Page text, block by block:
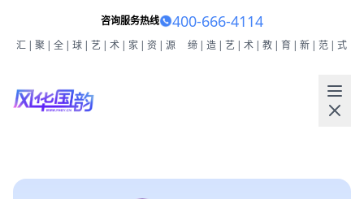
咨询服务热线 400-666-4114
汇|聚|全|球|艺|术|家|资|源 缔|造|艺|术|教|育|新|范|式